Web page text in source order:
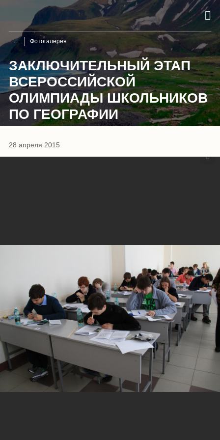
Фотогалерея
ЗАКЛЮЧИТЕЛЬНЫЙ ЭТАП
ВСЕРОССИЙСКОЙ
ОЛИМПИАДЫ ШКОЛЬНИКОВ
ПО ГЕОГРАФИИ
28 апреля 2015